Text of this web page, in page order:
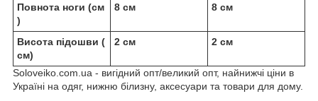
Повнота ноги (см
)
8 см 8 см
Висота підошви (
см)
2 см 2 см
Soloveiko.com.ua - вигідний опт/великий опт, найнижчі ціни в
Україні на одяг, нижню білизну, аксесуари та товари для дому.